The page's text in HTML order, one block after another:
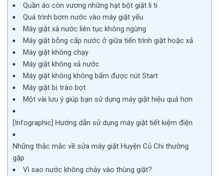
Quần áo còn vương những hạt bột giặt li ti
Quá trình bơm nước vào máy giặt yếu
Máy giặt xả nước liên tục không ngừng
Máy giặt bỗng cấp nước ở giữa tiến trình giặt hoặc xả
Máy giặt không chạy
Máy giặt không xả nước
Máy giặt không không bấm được nút Start
Máy giặt bị trào bọt
Một vài lưu ý giúp bạn sử dụng máy giặt hiệu quả hơn
[Infographic] Hướng dẫn sử dụng máy giặt tiết kiệm điện
Những thắc mắc về sửa máy giặt Huyện Củ Chi thường
gặp
Vì sao nước không chảy vào thùng giặt?